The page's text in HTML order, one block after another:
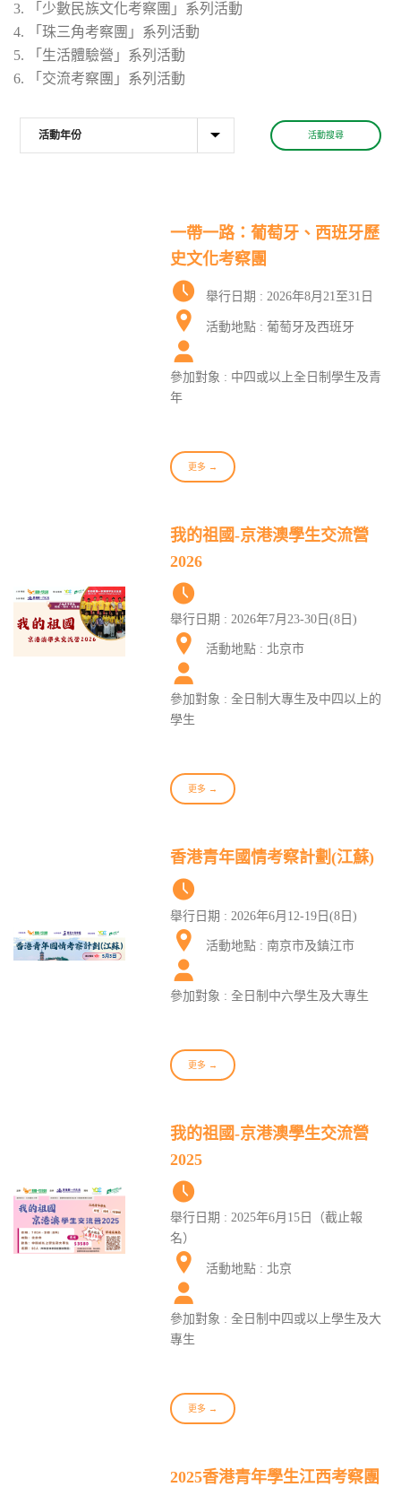
3. 「少數民族文化考察團」系列活動
4. 「珠三角考察團」系列活動
5. 「生活體驗營」系列活動
6. 「交流考察團」系列活動
活動搜尋
一帶一路：葡萄牙、西班牙歷
史文化考察團
舉行日期 : 2026年8月21至31日
活動地點 : 葡萄牙及西班牙
參加對象 : 中四或以上全日制學生及青
年
更多 →
我的祖國-京港澳學生交流營
2026
舉行日期 : 2026年7月23-30日(8日)
活動地點 : 北京市
參加對象 : 全日制大專生及中四以上的
學生
更多 →
香港青年國情考察計劃(江蘇)
舉行日期 : 2026年6月12-19日(8日)
活動地點 : 南京市及鎮江市
參加對象 : 全日制中六學生及大專生
更多 →
我的祖國-京港澳學生交流營
2025
舉行日期 : 2025年6月15日（截止報
名）
活動地點 : 北京
參加對象 : 全日制中四或以上學生及大
專生
更多 →
2025香港青年學生江西考察團